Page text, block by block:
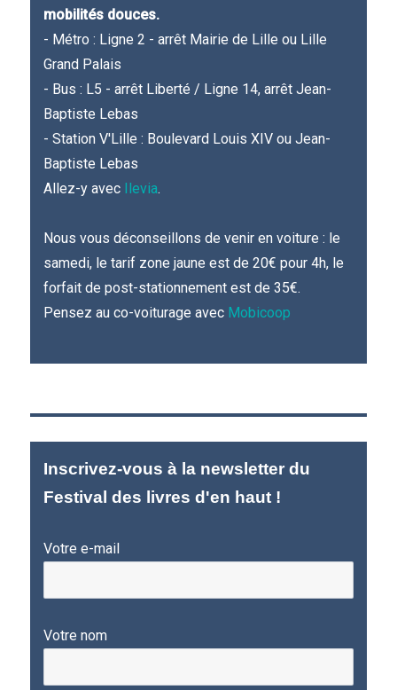
mobilités douces.
- Métro : Ligne 2 - arrêt Mairie de Lille ou Lille
Grand Palais
- Bus : L5 - arrêt Liberté / Ligne 14, arrêt Jean-
Baptiste Lebas
- Station V'Lille : Boulevard Louis XIV ou Jean-
Baptiste Lebas
Allez-y avec Ilevia.
Nous vous déconseillons de venir en voiture : le
samedi, le tarif zone jaune est de 20€ pour 4h, le
forfait de post-stationnement est de 35€.
Pensez au co-voiturage avec Mobicoop
Inscrivez-vous à la newsletter du
Festival des livres d'en haut !
Votre e-mail
Votre nom